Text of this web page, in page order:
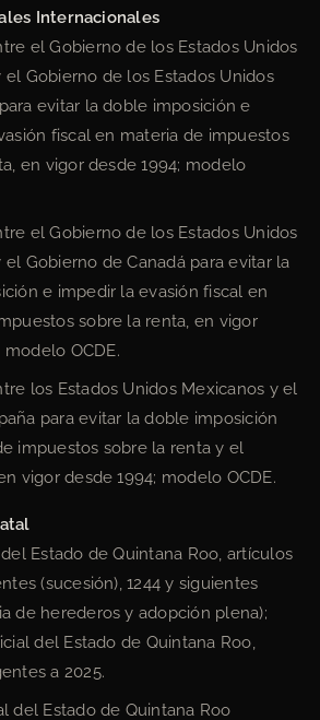
Internacionales
el Gobierno de los Estados Unidos
el Gobierno de los Estados Unidos
evitar la doble imposición e
fiscal en materia de impuestos
en vigor desde 1994; modelo
el Gobierno de los Estados Unidos
el Gobierno de Canadá para evitar la
e impedir la evasión fiscal en
sobre la renta, en vigor
OCDE.
los Estados Unidos Mexicanos y el
para evitar la doble imposición
impuestos sobre la renta y el
vigor desde 1994; modelo OCDE.
Estado de Quintana Roo, artículos
(sucesión), 1244 y siguientes
de herederos y adopción plena);
del Estado de Quintana Roo,
a 2025.
del Estado de Quintana Roo